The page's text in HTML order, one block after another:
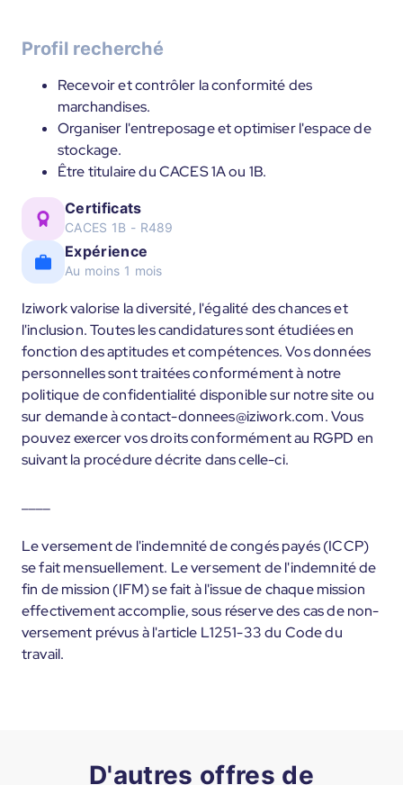
Profil recherché
Recevoir et contrôler la conformité des
marchandises.
Organiser l'entreposage et optimiser l'espace de
stockage.
Être titulaire du CACES 1A ou 1B.
Certificats
CACES 1B - R489
Expérience
Au moins 1 mois
Iziwork valorise la diversité, l'égalité des chances et
l'inclusion. Toutes les candidatures sont étudiées en
fonction des aptitudes et compétences. Vos données
personnelles sont traitées conformément à notre
politique de confidentialité disponible sur notre site ou
sur demande à contact-donnees@iziwork.com. Vous
pouvez exercer vos droits conformément au RGPD en
suivant la procédure décrite dans celle-ci.
Le versement de l'indemnité de congés payés (ICCP)
se fait mensuellement. Le versement de l'indemnité de
fin de mission (IFM) se fait à l'issue de chaque mission
effectivement accomplie, sous réserve des cas de non-
versement prévus à l'article L1251-33 du Code du
travail.
D'autres offres de